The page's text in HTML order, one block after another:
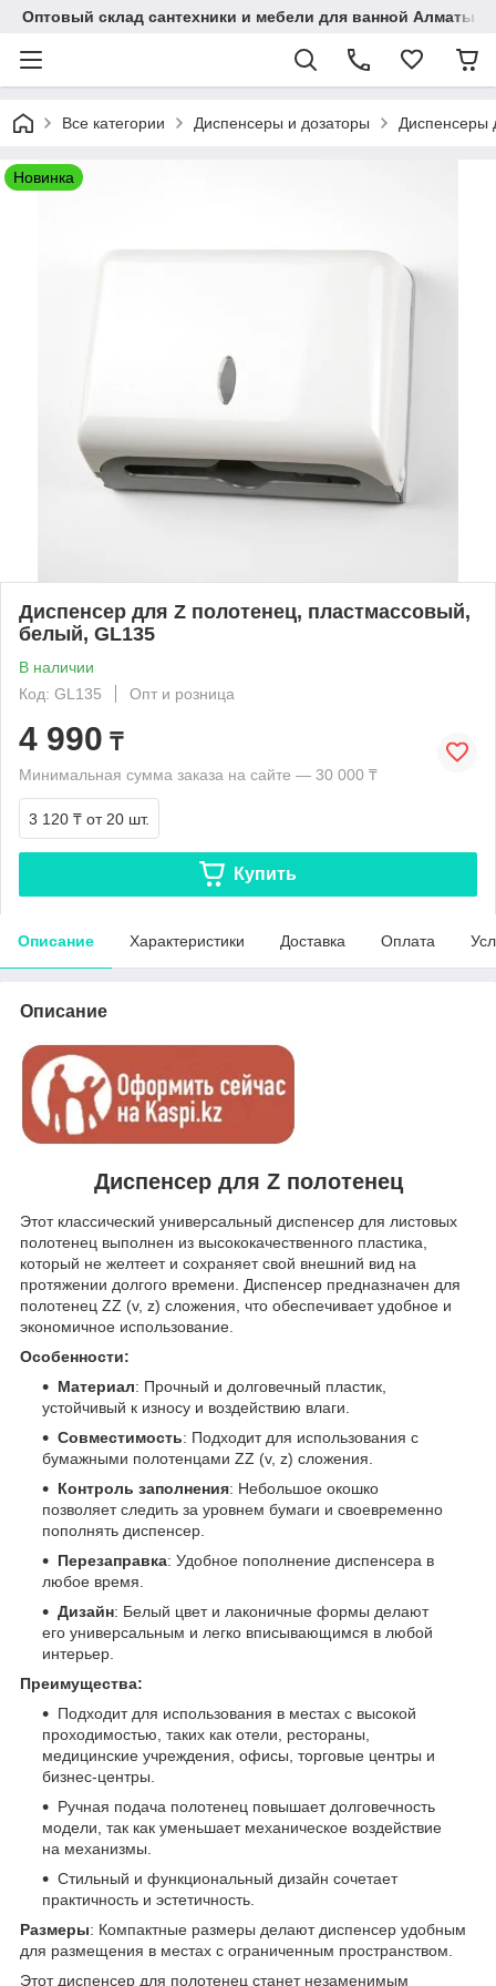
Оптовый склад сантехники и мебели для ванной Алматы •
Все категории Диспенсеры и дозаторы Диспенсеры
Новинка
Диспенсер для Z полотенец, пластмассовый,
белый, GL135
В наличии
Код: GL135
Опт и розница
4 990 ₸
Минимальная сумма заказа на сайте — 30 000 ₸
3 120 ₸ от 20 шт.
Купить
Описание Характеристики Доставка Оплата
Описание
Диспенсер для Z полотенец
Этот классический универсальный диспенсер для листовых
полотенец выполнен из высококачественного пластика,
который не желтеет и сохраняет свой внешний вид на
протяжении долгого времени. Диспенсер предназначен для
полотенец ZZ (v, z) сложения, что обеспечивает удобное и
экономичное использование.
Особенности:
Материал: Прочный и долговечный пластик,
устойчивый к износу и воздействию влаги.
Совместимость: Подходит для использования с
бумажными полотенцами ZZ (v, z) сложения.
Контроль заполнения: Небольшое окошко
позволяет следить за уровнем бумаги и своевременно
пополнять диспенсер.
Перезаправка: Удобное пополнение диспенсера в
любое время.
Дизайн: Белый цвет и лаконичные формы делают
его универсальным и легко вписывающимся в любой
интерьер.
Преимущества:
Подходит для использования в местах с высокой
проходимостью, таких как отели, рестораны,
медицинские учреждения, офисы, торговые центры и
бизнес-центры.
Ручная подача полотенец повышает долговечность
модели, так как уменьшает механическое воздействие
на механизмы.
Стильный и функциональный дизайн сочетает
практичность и эстетичность.
Размеры: Компактные размеры делают диспенсер удобным
для размещения в местах с ограниченным пространством.
Этот диспенсер для полотенец станет незаменимым